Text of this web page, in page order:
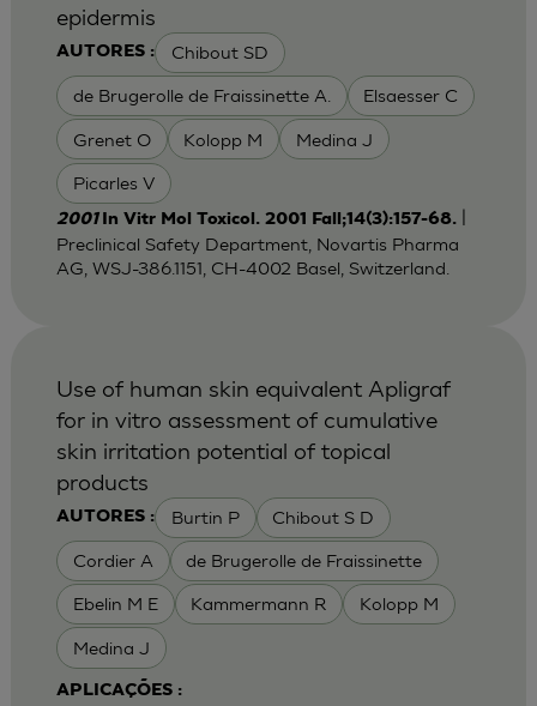
AUTORES : Chibout SD
de Brugerolle de Fraissinette A. Elsaesser C
Grenet O Kolopp M Medina J
Picarles V
epidermis
2001 In Vitr Mol Toxicol. 2001 Fall;14(3):157-68.|
Preclinical Safety Department, Novartis Pharma
AG, WSJ-386.1151, CH-4002 Basel, Switzerland.
AUTORES : Burtin P Chibout S D
Cordier A de Brugerolle de Fraissinette
Ebelin M E Kammermann R Kolopp M
Medina J
APLICAÇÕES :
Use of human skin equivalent Apligraf
for in vitro assessment of cumulative
skin irritation potential of topical
products